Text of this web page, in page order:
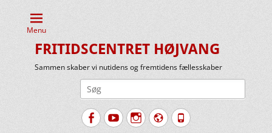
Menu
FRITIDSCENTRET HØJVANG
Sammen skaber vi nutidens og fremtidens fællesskaber
FacebookYouTubeInstagram
Website
Tlf.